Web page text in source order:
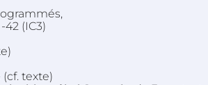
42 (IC3)
texte)